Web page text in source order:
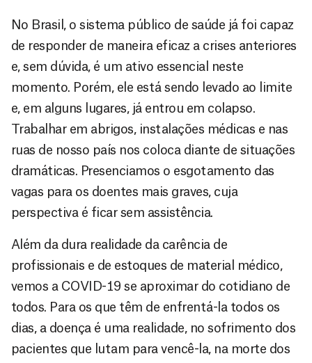
No Brasil, o sistema público de saúde já foi capaz
de responder de maneira eficaz a crises anteriores
e, sem dúvida, é um ativo essencial neste
momento. Porém, ele está sendo levado ao limite
e, em alguns lugares, já entrou em colapso.
Trabalhar em abrigos, instalações médicas e nas
ruas de nosso país nos coloca diante de situações
dramáticas. Presenciamos o esgotamento das
vagas para os doentes mais graves, cuja
perspectiva é ficar sem assistência.
Além da dura realidade da carência de
profissionais e de estoques de material médico,
vemos a COVID-19 se aproximar do cotidiano de
todos. Para os que têm de enfrentá-la todos os
dias, a doença é uma realidade, no sofrimento dos
pacientes que lutam para vencê-la, na morte dos